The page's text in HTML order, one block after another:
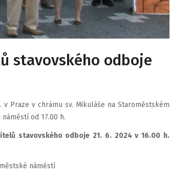
stavovského odboje
Praze v chrámu sv. Mikuláše na Staroměstském
od 17.00 h.
stavovského odboje 21. 6. 2024 v 16.00 h.
náměstí